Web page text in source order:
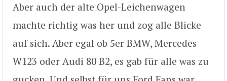
Aber auch der alte Opel-Leichenwagen
machte richtig was her und zog alle Blicke
auf sich. Aber egal ob 5er BMW, Mercedes
W123 oder Audi 80 B2, es gab für alle was zu